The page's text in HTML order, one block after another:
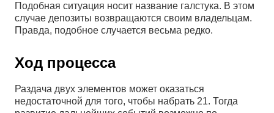
Подобная ситуация носит название галстука. В этом
случае депозиты возвращаются своим владельцам.
Правда, подобное случается весьма редко.
Ход процесса
Раздача двух элементов может оказаться
недостаточной для того, чтобы набрать 21. Тогда